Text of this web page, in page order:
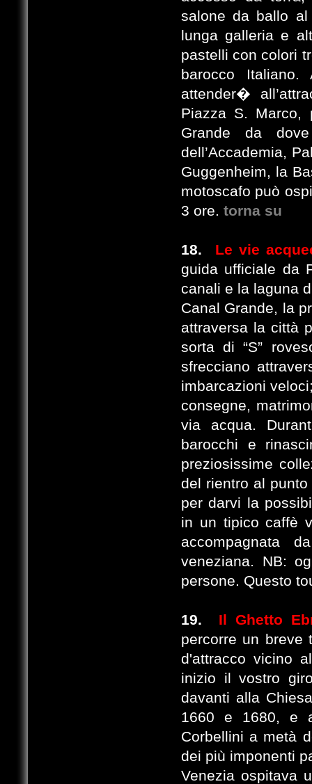
salone da ballo
lunga galleria e
pastelli con colori
barocco
attender�
Piazza S. Marco,
Grande da
dell’Accademia,
Guggenheim, la
motoscafo può
3 ore. torna su
18.
Le vie
guida ufficiale da
canali e la laguna
Canal Grande, la
attraversa la città
sorta di “S”
sfrecciano
imbarcazioni
consegne,
via acqua.
barocchi e
preziosissime
del rientro al
per darvi la
in un tipico caffè
accompagnata
veneziana. NB:
persone. Questo
19.
Il Ghetto
percorre un breve
d'attracco vicino
inizio il vostro
davanti alla
1660 e 1680, e
Corbellini a metà
dei più imponenti
Venezia ospitava